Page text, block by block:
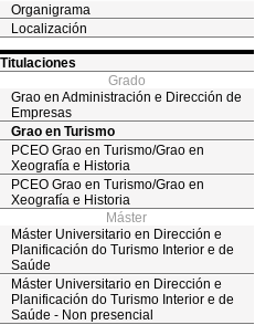
Organigrama
Localización
Titulaciones
Grado
Grao en Administración e Dirección de
Empresas
Grao en Turismo
PCEO Grao en Turismo/Grao en
Xeografía e Historia
PCEO Grao en Turismo/Grao en
Xeografía e Historia
Máster
Máster Universitario en Dirección e
Planificación do Turismo Interior e de
Saúde
Máster Universitario en Dirección e
Planificación do Turismo Interior e de
Saúde - Non presencial